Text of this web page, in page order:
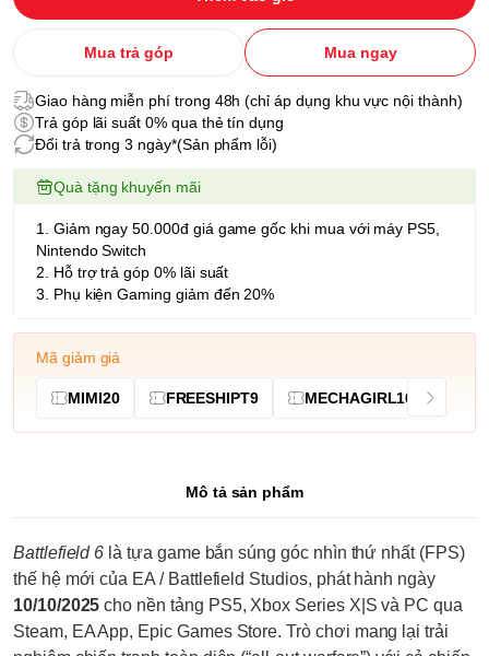
Mua trả góp Mua ngay
Giao hàng miễn phí trong 48h (chỉ áp dụng khu vực nội thành)
Trả góp lãi suất 0% qua thẻ tín dụng
Đổi trả trong 3 ngày*(Sản phẩm lỗi)
Quà tặng khuyến mãi
1. Giảm ngay 50.000đ giá game gốc khi mua với máy PS5,
Nintendo Switch
2. Hỗ trợ trả góp 0% lãi suất
3. Phụ kiện Gaming giảm đến 20%
Mã giảm giá
MIMI20 FREESHIPT9 MECHAGIRL10
Mô tả sản phẩm
Battlefield 6 là tựa game bắn súng góc nhìn thứ nhất (FPS)
thế hệ mới của EA / Battlefield Studios, phát hành ngày
10/10/2025 cho nền tảng PS5, Xbox Series X|S và PC qua
Steam, EA App, Epic Games Store. Trò chơi mang lại trải